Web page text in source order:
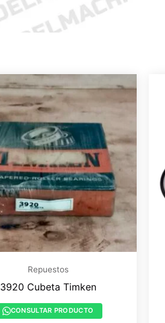
Repuestos
3920 Cubeta Timken
CONSULTAR PRODUCTO